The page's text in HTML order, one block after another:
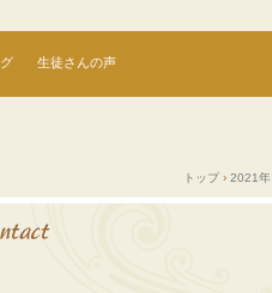
生徒さんの声
トップ › 2021年